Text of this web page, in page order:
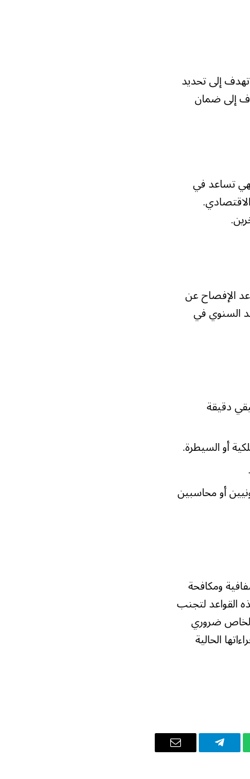
تهدف إلى تحديد
إلى ضمان
تساعد في
الإفصاح عن
السنوي في
دقيقة
أو السيطرة.
أو محاسبين
ومكافحة
القواعد لتجنب
ضروري
الحالية
تيلقرام
البريد